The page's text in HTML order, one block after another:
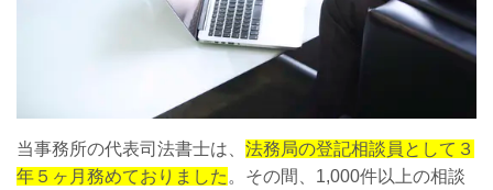
当事務所の代表司法書士は、 法務局の登記相談員として３
年５ヶ月務めておりました。その間、1,000件以上の相談